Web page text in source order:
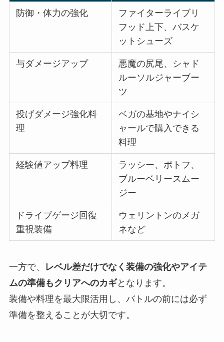
防御・体力の強化
ファイターライブリ
フッド上下、バスケ
ットシューズ
与ダメージアップ
悪魔の尻尾、シャド
ルーソルジャーブー
ツ
投げダメージ強化料
理
ベガの基地やナイシ
ャールで購入できる
料理
経験値アップ料理
ラッシー、ポトフ、
ブルーベリースムー
ジー
ドライブゲージ回復
重視装備
ウェリントンのメガ
ネなど
一方で、
レベル差だけでなく装備の強化やアイテ
ムの準備もクリアへのカギとなります。
装備や料理を最大限活用し、バトルの前には必ず
準備を整えることが大切です。